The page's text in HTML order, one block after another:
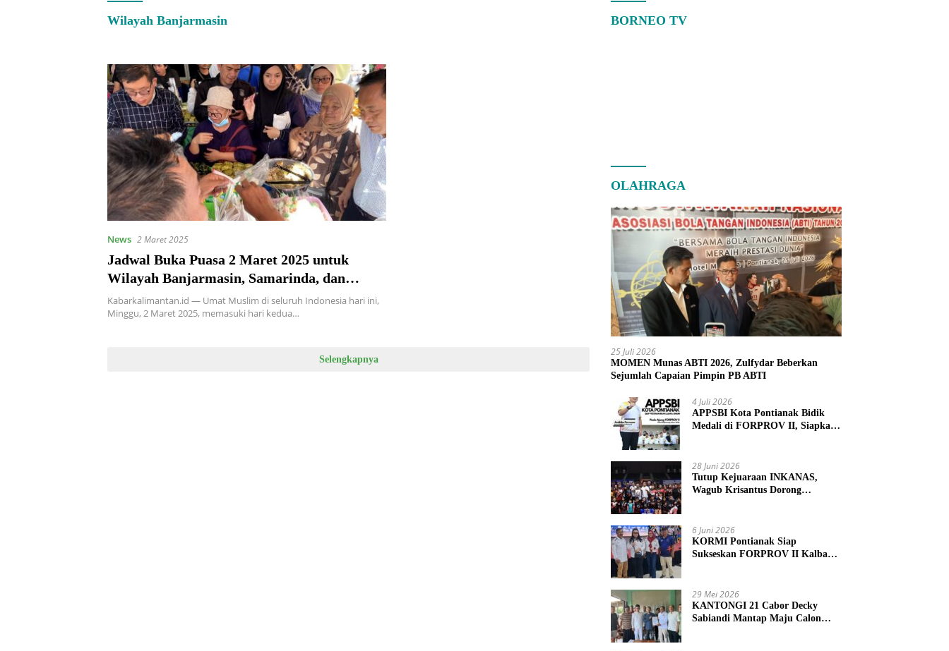
Wilayah Banjarmasin
News 2 Maret 2025
Jadwal Buka Puasa 2 Maret 2025 untuk
Wilayah Banjarmasin, Samarinda, dan
Pontianak
Kabarkalimantan.id — Umat Muslim di seluruh Indonesia hari ini,
Minggu, 2 Maret 2025, memasuki hari kedua…
Selengkapnya
BORNEO TV
OLAHRAGA
25 Juli 2026
MOMEN Munas ABTI 2026, Zulfydar Beberkan
Sejumlah Capaian Pimpin PB ABTI
4 Juli 2026
APPSBI Kota Pontianak Bidik
Medali di FORPROV II, Siapkan
28 Juni 2026
Tutup Kejuaraan INKANAS,
Wagub Krisantus Dorong
6 Juni 2026
KORMI Pontianak Siap
Sukseskan FORPROV II Kalbar
29 Mei 2026
KANTONGI 21 Cabor Decky
Sabiandi Mantap Maju Calon